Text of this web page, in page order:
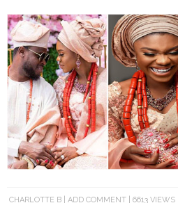
CHARLOTTE B ADD COMMENT 6613 VIEWS